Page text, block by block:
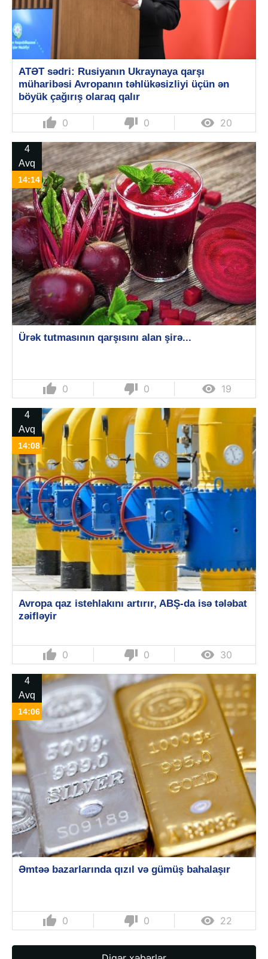
ATƏT sədri: Rusiyanın Ukraynaya qarşı
müharibəsi Avropanın təhlükəsizliyi üçün ən
böyük çağırış olaraq qalır
thumb_up 0 thumb_down 0  20
4
Avq
14:14
Ürək tutmasının qarşısını alan şirə...
thumb_up 0 thumb_down 0  19
4
Avq
14:08
Avropa qaz istehlakını artırır, ABŞ-da isə tələbat
zəifləyir
thumb_up 0 thumb_down 0  30
4
Avq
14:06
Əmtəə bazarlarında qızıl və gümüş bahalaşır
thumb_up 0 thumb_down 0  22